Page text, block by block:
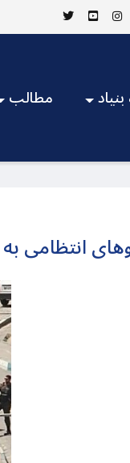
مطالب
انتظامی